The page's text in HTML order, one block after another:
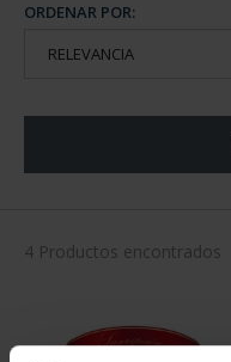
ORDENAR POR:
4 Productos encontrados